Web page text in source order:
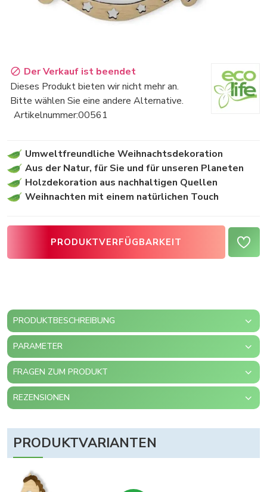
Der Verkauf ist beendet
Dieses Produkt bieten wir nicht mehr an.
Bitte wählen Sie eine andere Alternative.
Artikelnummer:00561
Umweltfreundliche Weihnachtsdekoration
Aus der Natur, für Sie und für unseren Planeten
Holzdekoration aus nachhaltigen Quellen
Weihnachten mit einem natürlichen Touch
PRODUKTVERFÜGBARKEIT
PRODUKTBESCHREIBUNG
PARAMETER
FRAGEN ZUM PRODUKT
REZENSIONEN
PRODUKTVARIANTEN